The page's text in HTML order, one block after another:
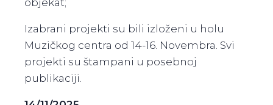
Izabrani projekti su bili izloženi u holu
Muzičkog centra od 14-16. Novembra. Svi
projekti su štampani u posebnoj
publikaciji.